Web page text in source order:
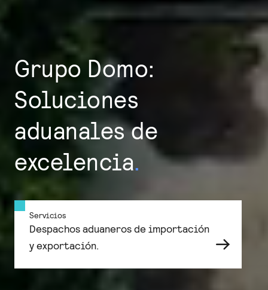
Grupo Domo:
Soluciones
aduanales de
excelencia.
Servicios
Despachos aduaneros de importación
y exportación.
